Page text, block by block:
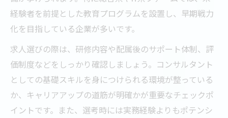
経験者を前提とした教育プログラムを設置し、早期戦力
化を目指している企業が多いです。
求人選びの際は、研修内容や配属後のサポート体制、評
価制度などをしっかり確認しましょう。コンサルタント
としての基礎スキルを身につけられる環境が整っている
か、キャリアアップの道筋が明確かが重要なチェックポ
イントです。また、選考時には実務経験よりもポテンシ